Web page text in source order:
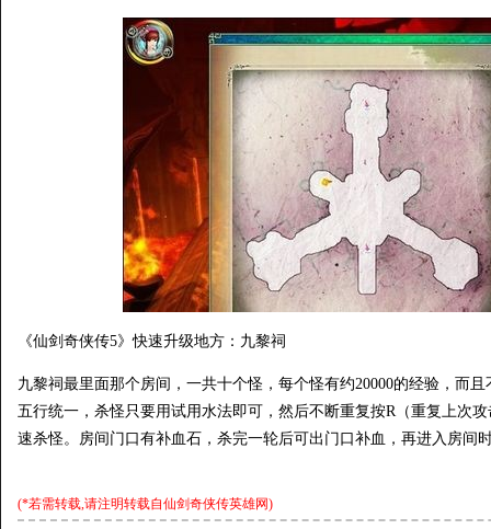
《仙剑奇侠传5》快速升级地方：九黎祠
九黎祠最里面那个房间，一共十个怪，每个怪有约20000的经验，而
五行统一，杀怪只要用试用水法即可，然后不断重复按R（重复上次
速杀怪。房间门口有补血石，杀完一轮后可出门口补血，再进入房间
(*若需转载,请注明转载自仙剑奇侠传英雄网)